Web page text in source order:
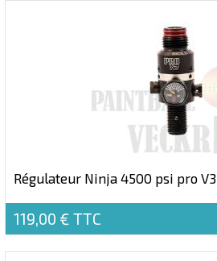
Régulateur Ninja 4500 psi pro V3
119,00 € TTC